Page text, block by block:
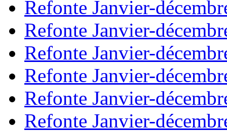
Refonte Janvier-
Refonte Janvier-
Refonte Janvier-
Refonte Janvier-
Refonte Janvier-
Refonte Janvier-